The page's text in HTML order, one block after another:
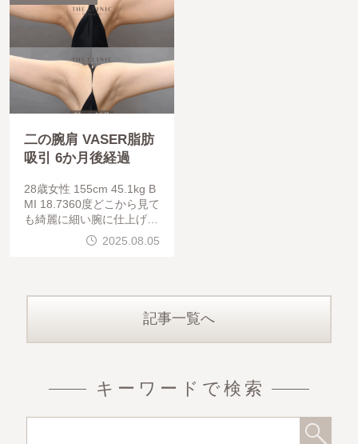
二の腕肩 VASER脂肪
吸引 6か月後経過
28歳女性 155cm 45.1kg B
MI 18.7360度どこから見て
も綺麗に細い腕に仕上げま
した。女性らしい柔らかさ
は残しつつも、華奢に見え
2025.08.05
記事一覧へ
キーワードで検索